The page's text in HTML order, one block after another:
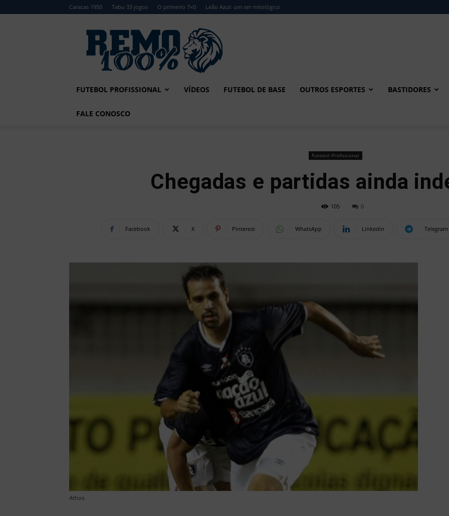
Caracas 1950 Tabu 33 jogos O primeiro 7×0 Leão Azul: um ser mitológico
Remo
FUTEBOL PROFISSIONAL VÍDEOS FUTEBOL DE BASE OUTROS ESPORTES BASTIDORES
FALE CONOSCO
Futebol Profissional
Chegadas e partidas ainda
105 0
Facebook X Pinterest WhatsApp Linkedin Telegram
Athos